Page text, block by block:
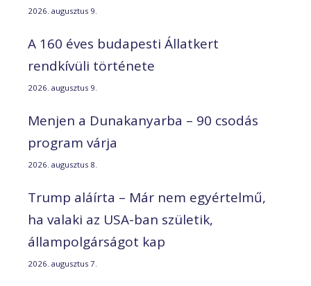
2026. augusztus 9.
A 160 éves budapesti Állatkert
rendkívüli története
2026. augusztus 9.
Menjen a Dunakanyarba – 90 csodás
program várja
2026. augusztus 8.
Trump aláírta – Már nem egyértelmű,
ha valaki az USA-ban születik,
állampolgárságot kap
2026. augusztus 7.